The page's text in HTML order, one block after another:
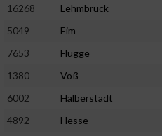
16268
Lehmbruck
5049
Eim
7653
Flügge
1380
Voß
6002
Halberstadt
4892
Hesse